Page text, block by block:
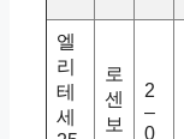
엘
리
테
세
로
센
보
2
–
0